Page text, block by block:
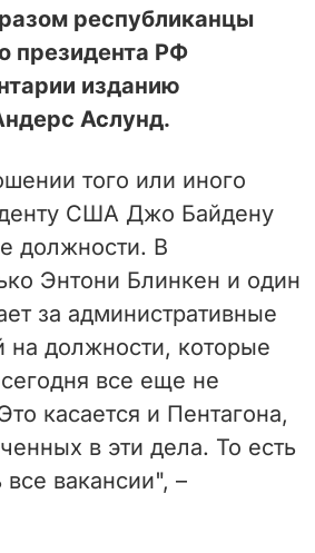
республиканцы
президента РФ
изданию
Аслунд.
того или иного
США Джо Байдену
должности. В
Энтони Блинкен и один
за административные
на должности, которые
все еще не
касается и Пентагона,
в эти дела. То есть
вакансии", –